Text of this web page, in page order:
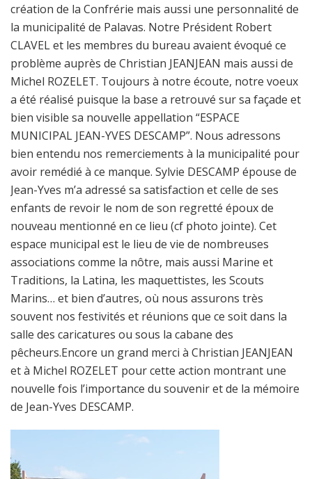
création de la Confrérie mais aussi une personnalité de
la municipalité de Palavas. Notre Président Robert
CLAVEL et les membres du bureau avaient évoqué ce
problème auprès de Christian JEANJEAN mais aussi de
Michel ROZELET. Toujours à notre écoute, notre voeux
a été réalisé puisque la base a retrouvé sur sa façade et
bien visible sa nouvelle appellation “ESPACE
MUNICIPAL JEAN-YVES DESCAMP”. Nous adressons
bien entendu nos remerciements à la municipalité pour
avoir remédié à ce manque. Sylvie DESCAMP épouse de
Jean-Yves m’a adressé sa satisfaction et celle de ses
enfants de revoir le nom de son regretté époux de
nouveau mentionné en ce lieu (cf photo jointe). Cet
espace municipal est le lieu de vie de nombreuses
associations comme la nôtre, mais aussi Marine et
Traditions, la Latina, les maquettistes, les Scouts
Marins… et bien d’autres, où nous assurons très
souvent nos festivités et réunions que ce soit dans la
salle des caricatures ou sous la cabane des
pêcheurs.Encore un grand merci à Christian JEANJEAN
et à Michel ROZELET pour cette action montrant une
nouvelle fois l’importance du souvenir et de la mémoire
de Jean-Yves DESCAMP.